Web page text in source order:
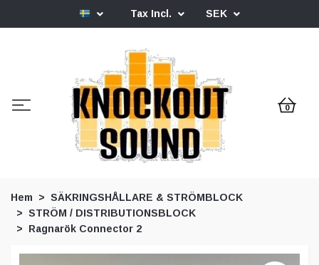
Tax Incl. SEK
0
Hem
SÄKRINGSHÅLLARE & STRÖMBLOCK
STRÖM / DISTRIBUTIONSBLOCK
Ragnarök Connector 2